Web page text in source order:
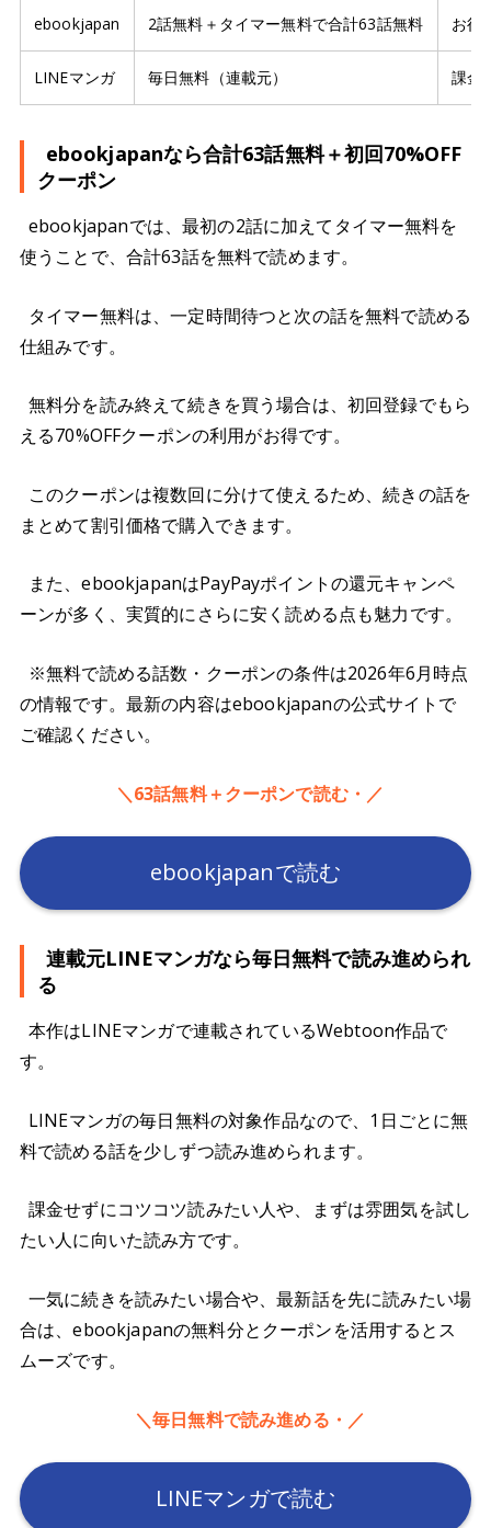
ebookjapan 2話無料＋タイマー無料で合計63話無料 お得
LINEマンガ 毎日無料（連載元） 課金
ebookjapanなら合計63話無料＋初回70%OFF
クーポン
ebookjapanでは、最初の2話に加えてタイマー無料を
使うことで、合計63話を無料で読めます。
タイマー無料は、一定時間待つと次の話を無料で読める
仕組みです。
無料分を読み終えて続きを買う場合は、初回登録でもら
える70%OFFクーポンの利用がお得です。
このクーポンは複数回に分けて使えるため、続きの話を
まとめて割引価格で購入できます。
また、ebookjapanはPayPayポイントの還元キャンペ
ーンが多く、実質的にさらに安く読める点も魅力です。
※無料で読める話数・クーポンの条件は2026年6月時点
の情報です。最新の内容はebookjapanの公式サイトで
ご確認ください。
＼63話無料＋クーポンで読む・／
ebookjapanで読む
連載元LINEマンガなら毎日無料で読み進められ
る
本作はLINEマンガで連載されているWebtoon作品で
す。
LINEマンガの毎日無料の対象作品なので、1日ごとに無
料で読める話を少しずつ読み進められます。
課金せずにコツコツ読みたい人や、まずは雰囲気を試し
たい人に向いた読み方です。
一気に続きを読みたい場合や、最新話を先に読みたい場
合は、ebookjapanの無料分とクーポンを活用するとス
ムーズです。
＼毎日無料で読み進める・／
LINEマンガで読む